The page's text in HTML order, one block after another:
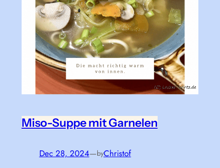
Miso-Suppe mit Garnelen
Dec 28, 2024—byChristof